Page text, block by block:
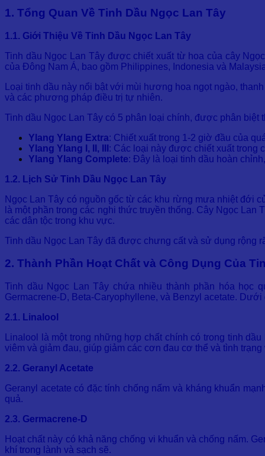
1. Tổng Quan Về Tinh Dầu Ngọc Lan Tây
1.1. Giới Thiệu Về Tinh Dầu Ngọc Lan Tây
Tinh dầu Ngọc Lan Tây được chiết xuất từ hoa của cây
của Đông Nam Á, bao gồm Philippines, Indonesia và
Loại tinh dầu này nổi bật với mùi hương hoa ngọt ngào,
và các phương pháp điều trị tự nhiên.
Tinh dầu Ngọc Lan Tây có 5 phân loại chính, được phân biệt
Ylang Ylang Extra: Chiết xuất trong 1-2 giờ đầu của
Ylang Ylang I, II, III : Các loại này được chiết xuất trong
Ylang Ylang Complete: Đây là loại tinh dầu hoàn
1.2. Lịch Sử Tinh Dầu Ngọc Lan Tây
Ngọc Lan Tây có nguồn gốc từ các khu rừng mưa nhiệt đới
là một phần trong các nghi thức truyền thống. Cây Ngọc
các dân tộc trong khu vực.
Tinh dầu Ngọc Lan Tây đã được chưng cất và sử dụng rộng
2. Thành Phần Hoạt Chất và Công Dụng Của
Tinh dầu Ngọc Lan Tây chứa nhiều thành phần hóa học
Germacrene-D, Beta-Caryophyllene, và Benzyl acetate.
2.1. Linalool
Linalool là một trong những hợp chất chính có trong tinh
viêm và giảm đau, giúp giảm các cơn đau cơ thể và tình trạng
2.2. Geranyl Acetate
Geranyl acetate có đặc tính chống nấm và kháng khuẩn
quả.
2.3. Germacrene-D
Hoạt chất này có khả năng chống vi khuẩn và chống nấm.
khí trong lành và sạch sẽ.